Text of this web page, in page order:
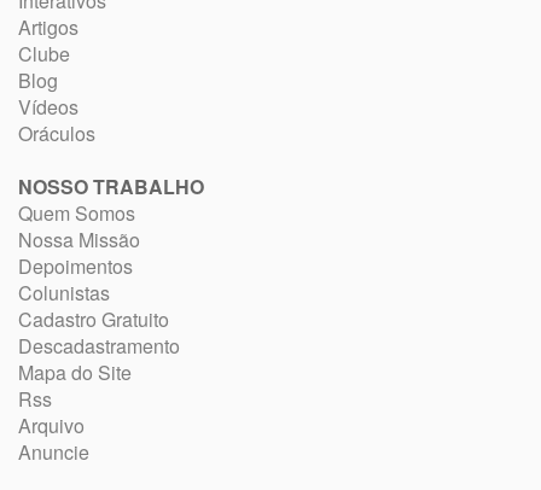
Artigos
Clube
Blog
Vídeos
Oráculos
NOSSO TRABALHO
Quem Somos
Nossa Missão
Depoimentos
Colunistas
Cadastro Gratuito
Descadastramento
Mapa do Site
Rss
Arquivo
Anuncie